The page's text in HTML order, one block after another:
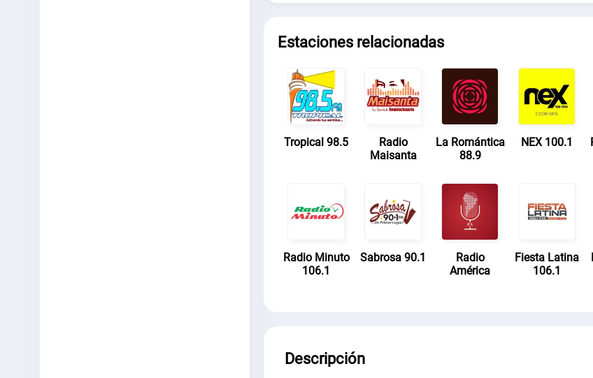
Estaciones relacionadas
Tropical 98.5
Radio
Maisanta
La Romántica
88.9
NEX 100.1
Radio Minuto
106.1
Sabrosa 90.1
Radio
América
Fiesta Latina
106.1
Descripción